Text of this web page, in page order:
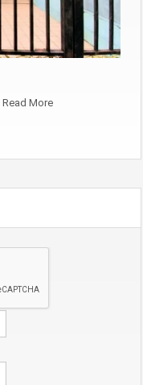
Read More